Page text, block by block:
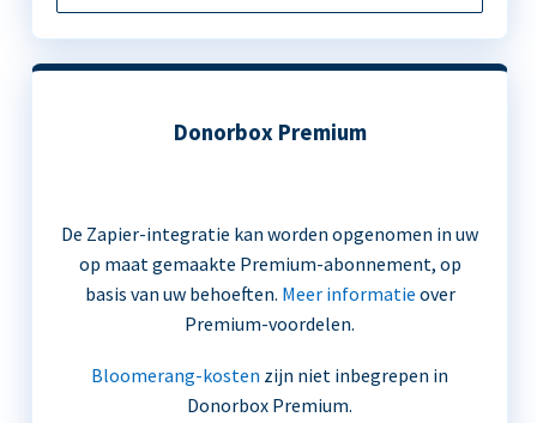
Donorbox Premium
De Zapier-integratie kan worden opgenomen in uw
op maat gemaakte Premium-abonnement, op
basis van uw behoeften. Meer informatie over
Premium-voordelen.
Bloomerang-kosten zijn niet inbegrepen in
Donorbox Premium.